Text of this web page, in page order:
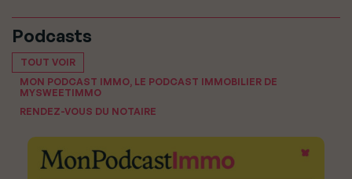
Podcasts
TOUT VOIR
MON PODCAST IMMO, LE PODCAST IMMOBILIER DE
MYSWEETIMMO
RENDEZ-VOUS DU NOTAIRE